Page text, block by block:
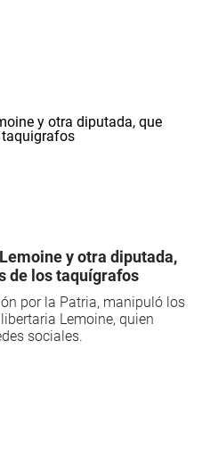
y otra diputada,
de los taquígrafos
por la Patria, manipuló los
Lemoine, quien
sociales.